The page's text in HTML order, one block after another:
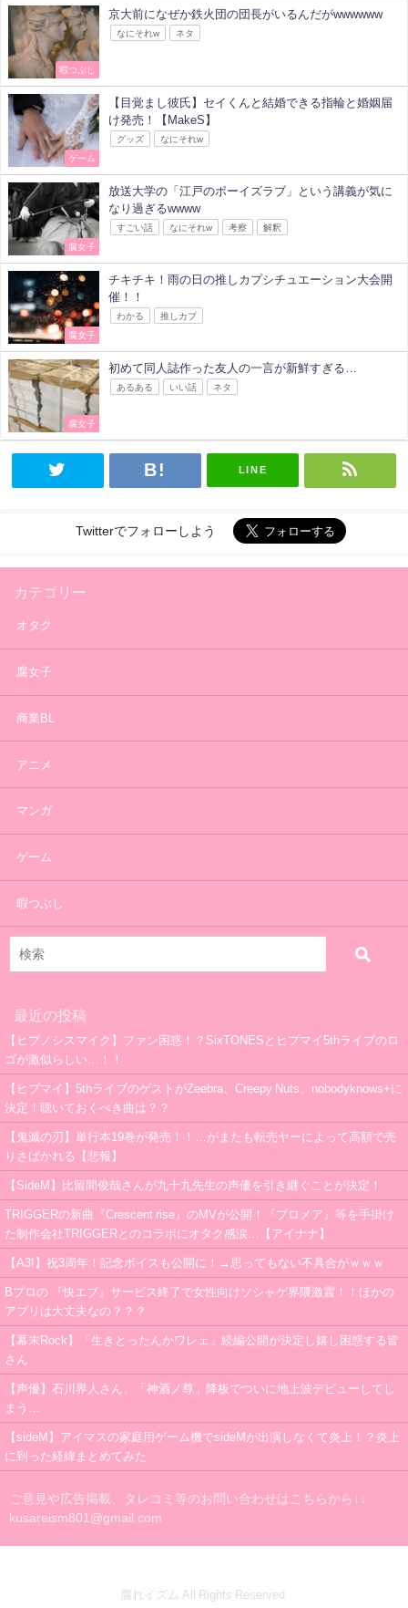
暇つぶし
京大前になぜか鉄火団の団長がいるんだがwwwwww
なにそれw ネタ
ゲーム
【目覚まし彼氏】セイくんと結婚できる指輪と婚姻届
け発売！【MakeS】
グッズ なにそれw
腐女子
放送大学の「江戸のボーイズラブ」という講義が気に
なり過ぎるwwww
すごい話 なにそれw 考察 解釈
腐女子
チキチキ！雨の日の推しカプシチュエーション大会開
催！！
わかる 推しカプ
腐女子
初めて同人誌作った友人の一言が新鮮すぎる…
あるある いい話 ネタ
LINE
Twitterでフォローしよう
カテゴリー
オタク
腐女子
商業BL
アニメ
マンガ
ゲーム
暇つぶし
最近の投稿
【ヒプノシスマイク】ファン困惑！？SixTONESとヒプマイ5thライブのロ
ゴが激似らしい…！！
【ヒプマイ】5thライブのゲストがZeebra、Creepy Nuts、nobodyknows+に
決定！聴いておくべき曲は？？
【鬼滅の刃】単行本19巻が発売！！…がまたも転売ヤーによって高額で売
りさばかれる【悲報】
【SideM】比留間俊哉さんが九十九先生の声優を引き継ぐことが決定！
TRIGGERの新曲『Crescent rise』のMVが公開！『プロメア』等を手掛け
た制作会社TRIGGERとのコラボにオタク感涙…【アイナナ】
【A3!】祝3周年！記念ボイスも公開に！→思ってもない不具合がｗｗｗ
Bプロの 『快エブ』サービス終了で女性向けソシャゲ界隈激震！！ほかの
アプリは大丈夫なの？？？
【幕末Rock】「生きとったんかワレェ」続編公開が決定し嬉し困惑する皆
さん
【声優】石川界人さん、「神酒ノ尊」降板でついに地上波デビューしてし
まう…
【sideM】アイマスの家庭用ゲーム機でsideMが出演しなくて炎上！？炎上
に到った経緯まとめてみた
ご意見や広告掲載、タレコミ等のお問い合わせはこちらから↓↓
kusareism801@gmail.com
腐れイズム All Rights Reserved.